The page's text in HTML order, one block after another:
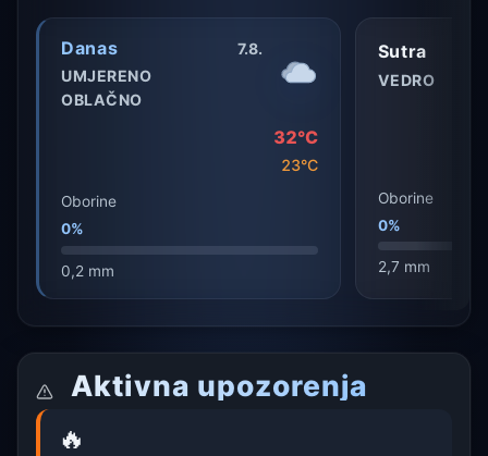
Danas
7.8.
UMJERENO
OBLAČNO
32°C
23°C
Oborine
0%
0,2 mm
Sutra
VEDRO
Oborine
0%
2,7 mm
Aktivna upozorenja
🔥